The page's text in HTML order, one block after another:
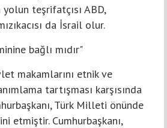
teşrifatçısı ABD,
da İsrail olur.
bağlı mıdır"
makamlarını etnik ve
tartışması karşısında
Türk Milleti önünde
etmiştir. Cumhurbaşkanı,